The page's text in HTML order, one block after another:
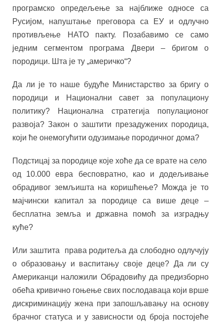
програмско опредељење за најближе односе са
Русијом, напуштање преговора са ЕУ и одлучно
противљење НАТО пакту. Позабавимо се само
једним сегментом програма Двери – бригом о
породици. Шта је ту „америчко“?
Да ли је то наше будуће Министарство за бригу о
породици и Национални савет за популациону
политику? Национална стратегија популационог
развоја? Закон о заштити презадужених породица,
који ће онемогућити одузимање породичног дома?
Подстицај за породице које хоће да се врате на село
од 10.000 евра бесповратно, као и додељивање
обрадивог земљишта на коришћење? Можда је то
мајчински капитал за породице са више деце –
бесплатна земља и државна помоћ за изградњу
куће?
Или заштита права родитеља да слободно одлучују
о образовању и васпитању своје деце? Да ли су
Американци наложили Обрадовићу да предизборно
обећа кривично гоњење свих послодаваца који врше
дискриминацију жена при запошљавању на основу
брачног статуса и у зависности од броја постојеће